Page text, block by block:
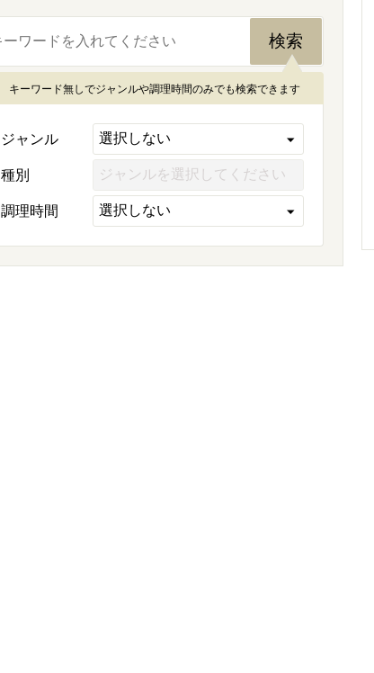
キーワード無しでジャンルや調理時間のみでも検索できます
ジャンル
種別
調理時間